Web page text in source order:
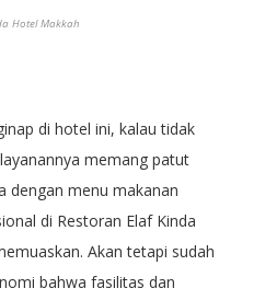
Hotel Makkah
di hotel ini, kalau tidak
memang patut
dengan menu makanan
di Restoran Elaf Kinda
Akan tetapi sudah
bahwa fasilitas dan